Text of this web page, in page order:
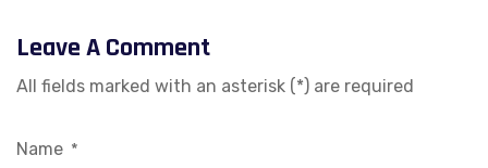
Leave A Comment
All fields marked with an asterisk (*) are required
Name *